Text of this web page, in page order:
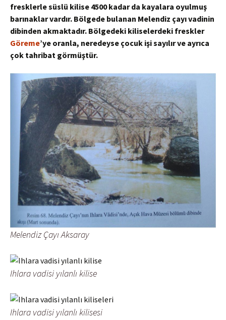
fresklerle süslü kilise 4500 kadar da kayalara oyulmuş
barınaklar vardır. Bölgede bulanan Melendiz çayı vadinin
dibinden akmaktadır. Bölgedeki kiliselerdeki freskler
Göreme’ye oranla, neredeyse çocuk işi sayılır ve ayrıca
çok tahribat görmüştür.
Melendiz Çayı Aksaray
Ihlara vadisi yılanlı kilise
Ihlara vadisi yılanlı kilisesi